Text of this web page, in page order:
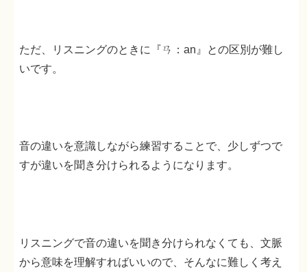
ただ、リスニングのときに『ㄢ：an』との区別が難し
いです。
音の違いを意識しながら練習することで、少しずつで
すが違いを聞き分けられるようになります。
リスニングで音の違いを聞き分けられなくても、文脈
から意味を理解すればいいので、そんなに難しく考え